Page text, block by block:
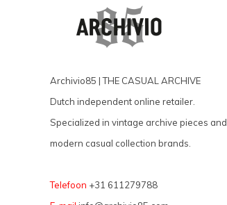
Archivio85 | THE CASUAL ARCHIVE
Dutch independent online retailer.
Specialized in vintage archive pieces and
modern casual collection brands.
Telefoon +31 611279788